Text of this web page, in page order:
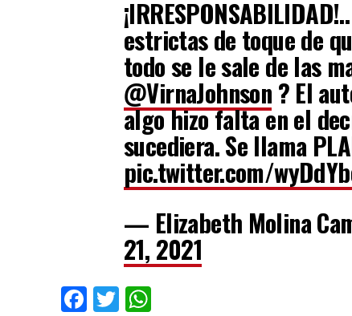
estrictas de toque de
todo se le sale de las
@VirnaJohnson ? El
algo hizo falta en el
sucediera. Se llama
pic.twitter.com/
— Elizabeth Molina
21, 2021
Facebook
Twitter